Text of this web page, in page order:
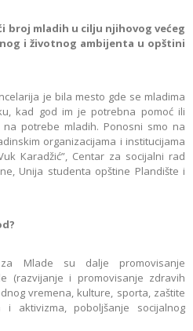
broj mladih u cilju njihovog većeg
i životnog ambijenta u opštini
je bila mesto gde se mladima
kad god im je potrebna pomoć ili
potrebe mladih. Ponosni smo na
organizacijama i institucijama
Кaradžić”, Centar za socijalni rad
Unija studenta opštine Plandište i
Mlade su dalje promovisanje
(razvijanje i promovisanje zdravih
vremena, kulture, sporta, zaštite
i aktivizma, poboljšanje socijalnog